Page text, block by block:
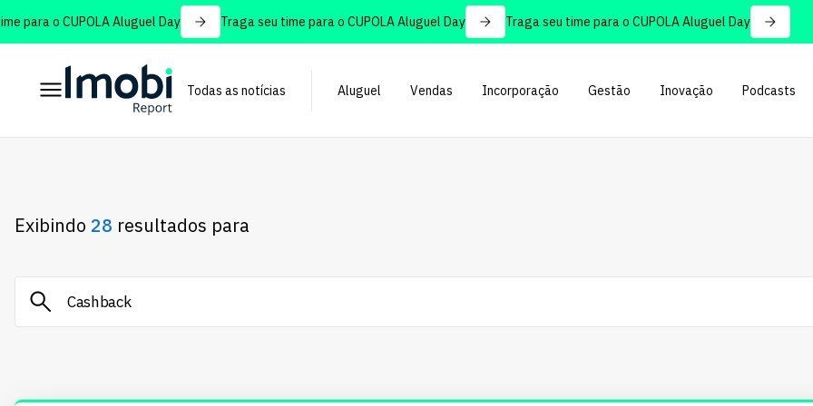
o CUPOLA Aluguel Day Traga seu time para o CUPOLA Aluguel Day Traga seu time para o CUPOLA Aluguel Day
Todas as notícias Aluguel Vendas Incorporação Gestão Inovação Podcasts
Exibindo 28 resultados para